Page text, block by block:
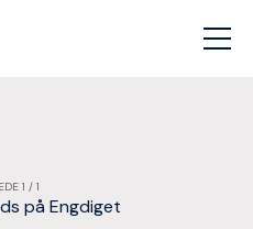
1 / 1
på Engdiget